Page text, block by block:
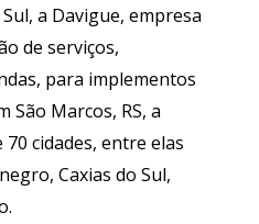
a Davigue, empresa
de serviços,
para implementos
São Marcos, RS, a
cidades, entre elas
Caxias do Sul,